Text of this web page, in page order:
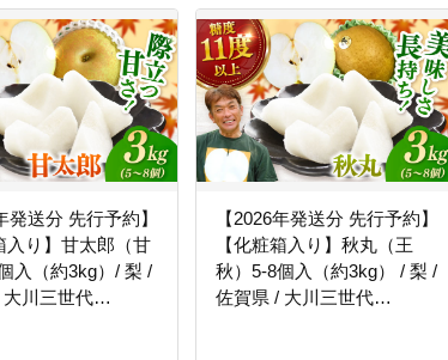
発送分 先行予約】
入り】甘太郎（甘
入（約3kg）/ 梨 /
川三世代
【2026年発送分 先行予約】
【化粧箱入り】秋丸（王
秋）5-8個入（約3kg） / 梨 /
佐賀県 / 大川三世代